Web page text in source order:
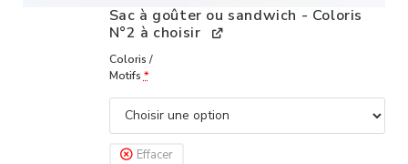
Sac à goûter ou sandwich - Coloris
N°2 à choisir
Coloris /
Motifs *
Effacer